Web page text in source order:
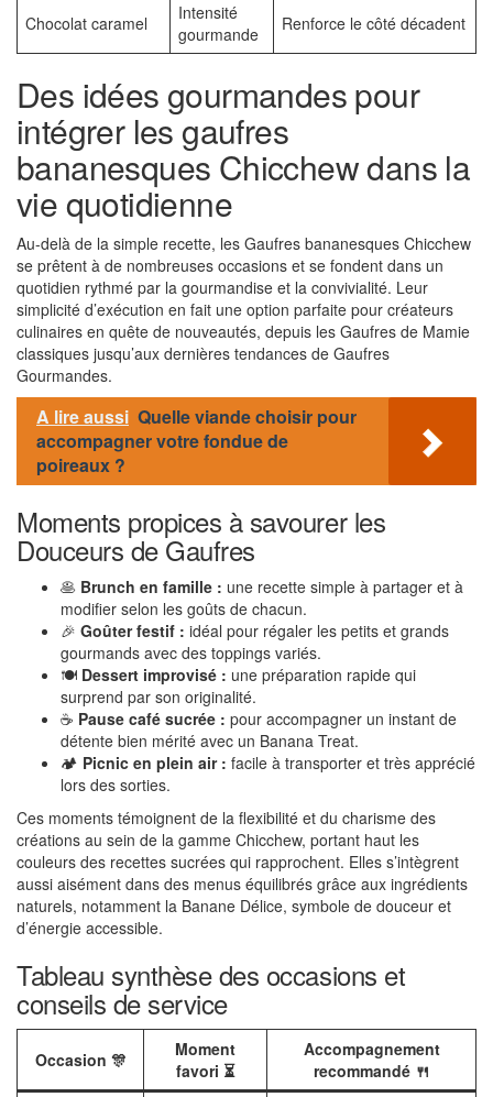
Chocolat caramel
Intensité
gourmande
Renforce le côté décadent
Des idées gourmandes pour
intégrer les gaufres
bananesques Chicchew dans la
vie quotidienne
Au-delà de la simple recette, les Gaufres bananesques Chicchew
se prêtent à de nombreuses occasions et se fondent dans un
quotidien rythmé par la gourmandise et la convivialité. Leur
simplicité d’exécution en fait une option parfaite pour créateurs
culinaires en quête de nouveautés, depuis les Gaufres de Mamie
classiques jusqu’aux dernières tendances de Gaufres
Gourmandes.
A lire aussi Quelle viande choisir pour
accompagner votre fondue de
poireaux ?
Moments propices à savourer les
Douceurs de Gaufres
🥞 Brunch en famille : une recette simple à partager et à
modifier selon les goûts de chacun.
🎉 Goûter festif : idéal pour régaler les petits et grands
gourmands avec des toppings variés.
🍽️ Dessert improvisé : une préparation rapide qui
surprend par son originalité.
☕ Pause café sucrée : pour accompagner un instant de
détente bien mérité avec un Banana Treat.
🏕️ Picnic en plein air : facile à transporter et très apprécié
lors des sorties.
Ces moments témoignent de la flexibilité et du charisme des
créations au sein de la gamme Chicchew, portant haut les
couleurs des recettes sucrées qui rapprochent. Elles s’intègrent
aussi aisément dans des menus équilibrés grâce aux ingrédients
naturels, notamment la Banane Délice, symbole de douceur et
d’énergie accessible.
Tableau synthèse des occasions et
conseils de service
Occasion 🎊
Moment
favori ⏳
Accompagnement
recommandé 🍴